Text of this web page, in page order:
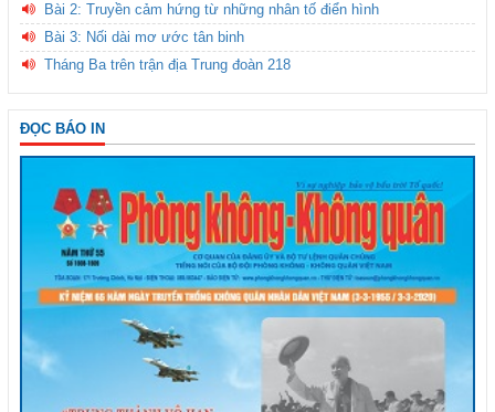
Bài 2: Truyền cảm hứng từ những nhân tố điển hình
Bài 3: Nối dài mơ ước tân binh
Tháng Ba trên trận địa Trung đoàn 218
ĐỌC BÁO IN